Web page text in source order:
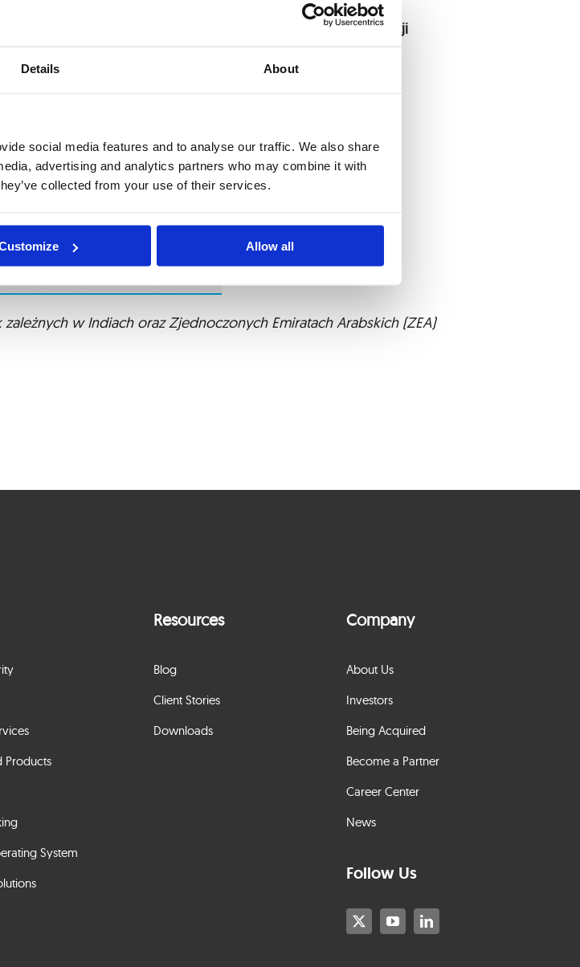
Details About
social media features and to analyse our traffic. We also share
advertising and analytics partners who may combine it with
collected from your use of their services.
Allow all
o jednorazowe zdarzenia księgowe oraz wpływ hiperinflacji
w Indiach oraz Zjednoczonych Emiratach Arabskich (ZEA)
Products
System
Resources
Blog
Client Stories
Downloads
Company
About Us
Investors
Being Acquired
Become a Partner
Career Center
News
Follow Us